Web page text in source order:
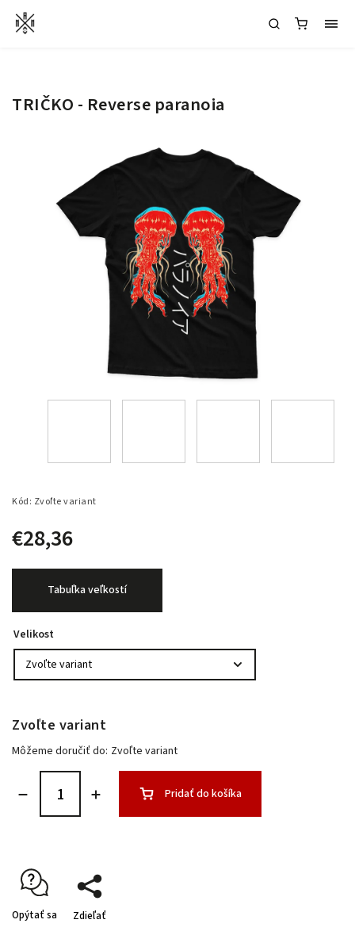
TRIČKO - Reverse paranoia
Kód: Zvoľte variant
€28,36
Tabuľka veľkostí
Velikost
Zvoľte variant
Môžeme doručiť do: Zvoľte variant
Pridať do košíka
Opýtať sa Zdieľať